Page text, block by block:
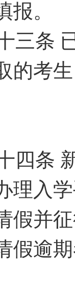
报。
三条
的考
四条
理入
假并
假逾